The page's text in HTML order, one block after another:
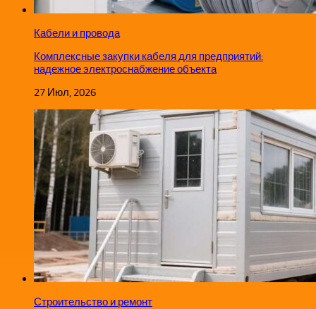
Кабели и провода
Комплексные закупки кабеля для предприятий:
надежное электроснабжение объекта
27 Июл, 2026
Строительство и ремонт